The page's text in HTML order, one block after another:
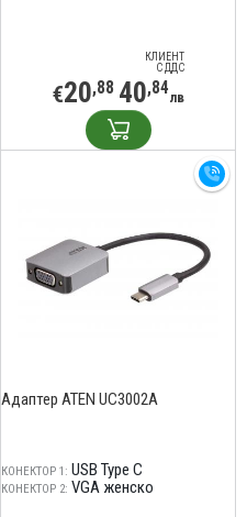
КЛИЕНТ
С ДДС
€20,88 40,84лв
Адаптер ATEN UC3002A
КОНЕКТОР 1: USB Type C
КОНЕКТОР 2: VGA женско